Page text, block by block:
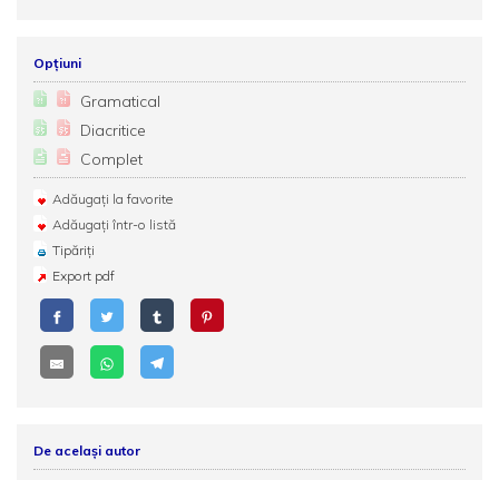
Opțiuni
Gramatical
Diacritice
Complet
Adăugați la favorite
Adăugați într-o listă
Tipăriți
Export pdf
De același autor